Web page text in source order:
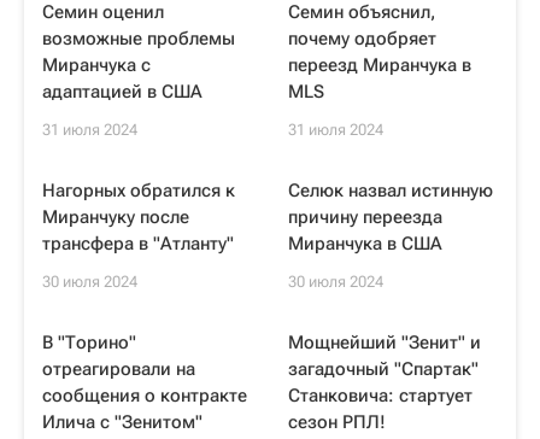
Семин оценил
возможные проблемы
Миранчука с
адаптацией в США
31 июля 2024
Cемин объяснил,
почему одобряет
переезд Миранчука в
MLS
31 июля 2024
Нагорных обратился к
Миранчуку после
трансфера в "Атланту"
30 июля 2024
Селюк назвал истинную
причину переезда
Миранчука в США
30 июля 2024
В "Торино"
отреагировали на
сообщения о контракте
Илича с "Зенитом"
Мощнейший "Зенит" и
загадочный "Спартак"
Станковича: стартует
сезон РПЛ!